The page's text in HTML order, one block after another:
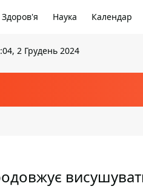
Здоров'я Наука Календар
2 Грудень 2024